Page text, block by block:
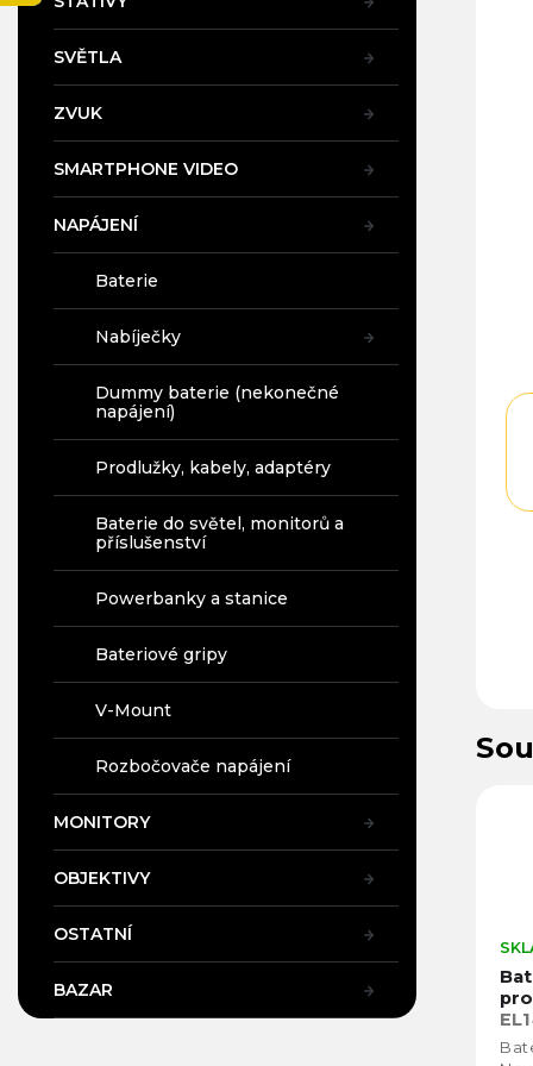
SVĚTLA
ZVUK
SMARTPHONE VIDEO
NAPÁJENÍ
Baterie
Nabíječky
Dummy baterie (nekonečné
napájení)
Prodlužky, kabely, adaptéry
Baterie do světel, monitorů a
příslušenství
Powerbanky a stanice
Bateriové gripy
V-Mount
Rozbočovače napájení
MONITORY
OBJEKTIVY
OSTATNÍ
BAZAR